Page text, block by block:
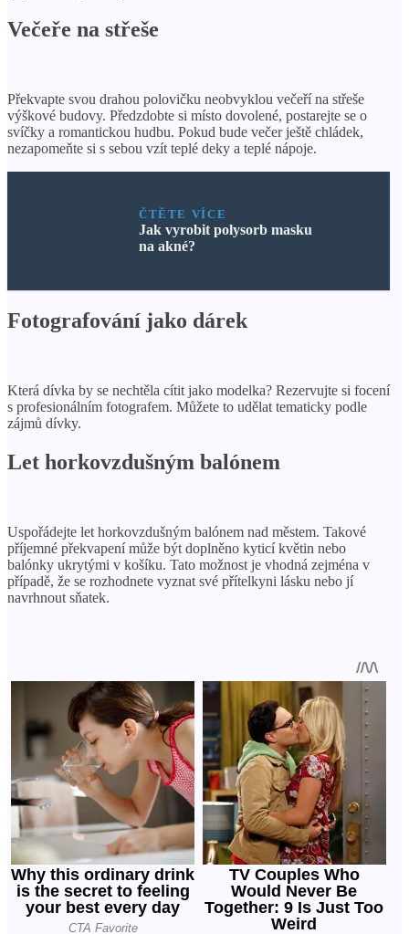
Večeře na střeše
Překvapte svou drahou polovičku neobvyklou večeří na střeše
výškové budovy. Předzdobte si místo dovolené, postarejte se o
svíčky a romantickou hudbu. Pokud bude večer ještě chládek,
nezapomeňte si s sebou vzít teplé deky a teplé nápoje.
ČTĚTE VÍCE
Jak vyrobit polysorb masku
na akné?
Fotografování jako dárek
Která dívka by se nechtěla cítit jako modelka? Rezervujte si focení
s profesionálním fotografem. Můžete to udělat tematicky podle
zájmů dívky.
Let horkovzdušným balónem
Uspořádejte let horkovzdušným balónem nad městem. Takové
příjemné překvapení může být doplněno kyticí květin nebo
balónky ukrytými v košíku. Tato možnost je vhodná zejména v
případě, že se rozhodnete vyznat své přítelkyni lásku nebo jí
navrhnout sňatek.